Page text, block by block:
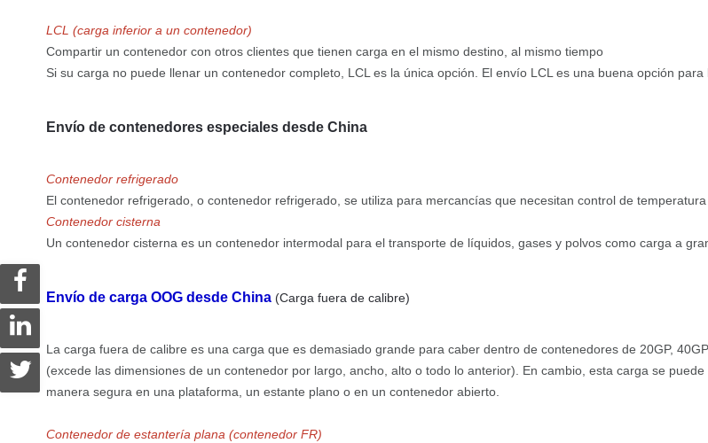
LCL (carga inferior a un contenedor)
Compartir un contenedor con otros clientes que tienen carga en el mismo destino, al mismo tiempo
Si su carga no puede llenar un contenedor completo, LCL es la única opción. El envío LCL es una buena opción
Envío de contenedores especiales desde China
Contenedor refrigerado
El contenedor refrigerado, o contenedor refrigerado, se utiliza para mercancías que necesitan control de temperatura
Contenedor cisterna
Un contenedor cisterna es un contenedor intermodal para el transporte de líquidos, gases y polvos como carga a
Envío de carga OOG desde China (Carga fuera de calibre)
La carga fuera de calibre es una carga que es demasiado grande para caber dentro de contenedores de 20GP,
(excede las dimensiones de un contenedor por largo, ancho, alto o todo lo anterior). En cambio, esta carga se
manera segura en una plataforma, un estante plano o en un contenedor abierto.
Contenedor de estantería plana (contenedor FR)